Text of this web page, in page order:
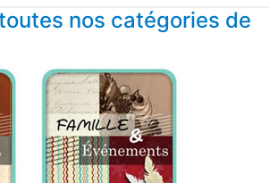
nos catégories de